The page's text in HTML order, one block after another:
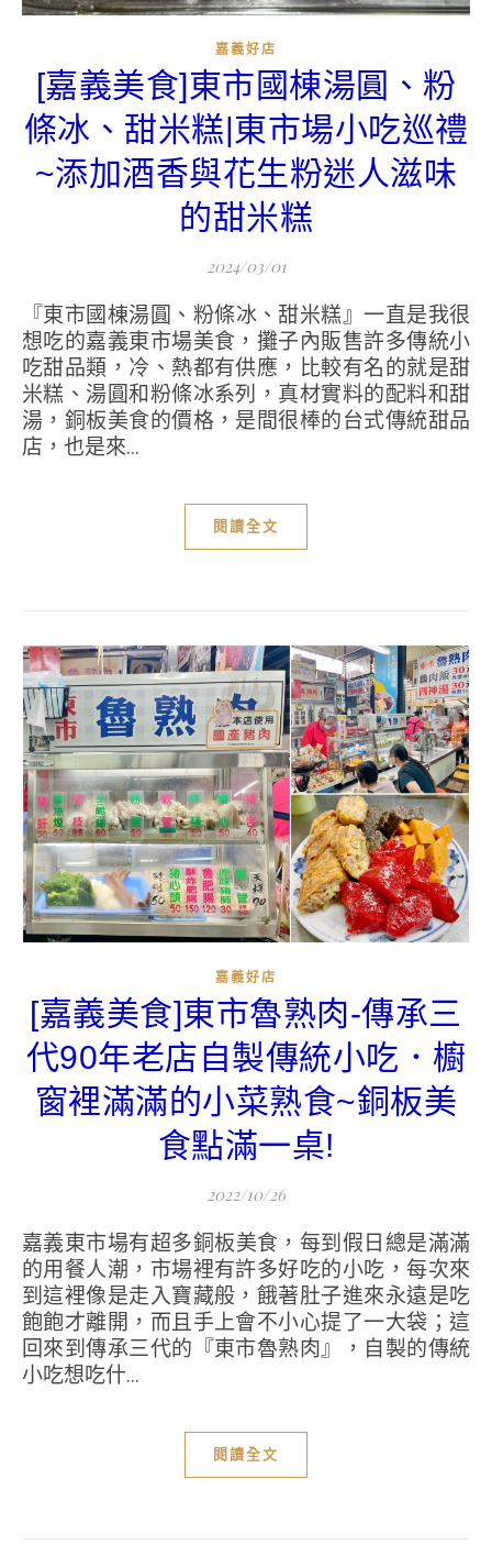
嘉義好店
[嘉義美食]東市國棟湯圓、粉
條冰、甜米糕|東市場小吃巡禮
~添加酒香與花生粉迷人滋味
的甜米糕
2024/03/01
『東市國棟湯圓、粉條冰、甜米糕』一直是我很
想吃的嘉義東市場美食，攤子內販售許多傳統小
吃甜品類，冷、熱都有供應，比較有名的就是甜
米糕、湯圓和粉條冰系列，真材實料的配料和甜
湯，銅板美食的價格，是間很棒的台式傳統甜品
店，也是來...
閱讀全文
嘉義好店
[嘉義美食]東市魯熟肉-傳承三
代90年老店自製傳統小吃．櫥
窗裡滿滿的小菜熟食~銅板美
食點滿一桌!
2022/10/26
嘉義東市場有超多銅板美食，每到假日總是滿滿
的用餐人潮，市場裡有許多好吃的小吃，每次來
到這裡像是走入寶藏般，餓著肚子進來永遠是吃
飽飽才離開，而且手上會不小心提了一大袋；這
回來到傳承三代的『東市魯熟肉』，自製的傳統
小吃想吃什...
閱讀全文